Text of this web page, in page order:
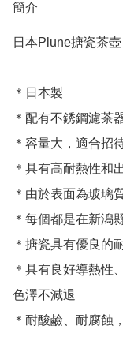
簡介
日本Plune搪瓷茶壺
＊日本製
＊配有不銹鋼濾茶
＊容量大，適合招
＊具有高耐熱性和
＊由於表面為玻璃
＊每個都是在新潟
＊搪瓷具有優良的
＊具有良好導熱性
色澤不減退
＊耐酸鹼、耐腐蝕